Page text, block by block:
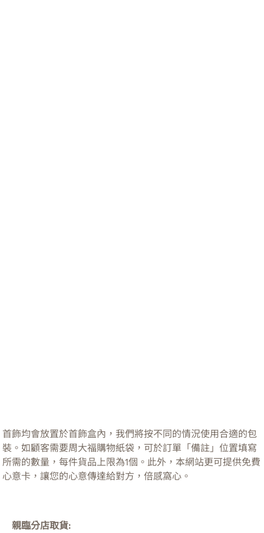
首飾均會放置於首飾盒內，我們將按不同的情況使用合適的包
裝。如顧客需要周大福購物紙袋，可於訂單「備註」位置填寫
所需的數量，每件貨品上限為1個。此外，本網站更可提供免費
心意卡，讓您的心意傳達給對方，倍感窩心。
親臨分店取貨: